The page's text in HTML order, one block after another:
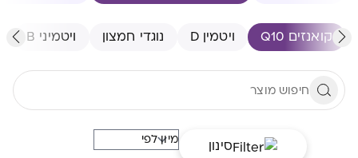
קואנזים Q10 ויטמין D נוגדי חמצון ויטמיני B
סינון